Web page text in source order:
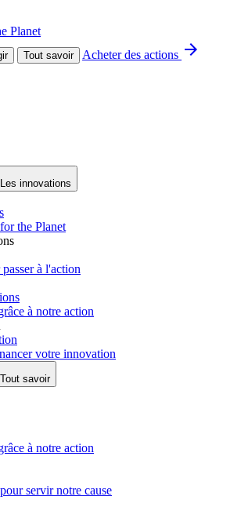
Planet
Tout savoir Acheter des actions arrow_forward
Les innovations
the Planet
à l'action
à notre action
votre innovation
Tout savoir
à notre action
servir notre cause